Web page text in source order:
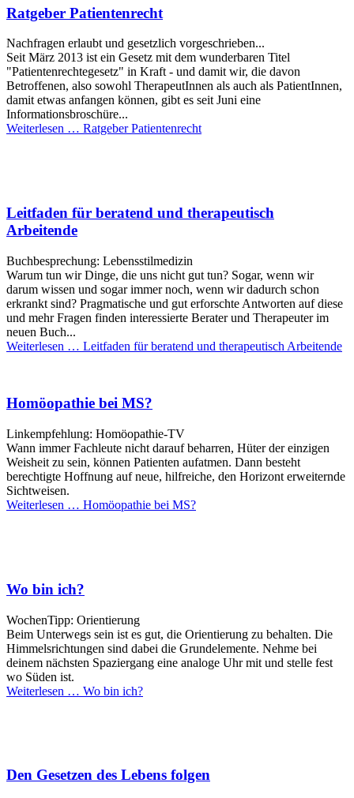
Ratgeber Patientenrecht
Nachfragen erlaubt und gesetzlich vorgeschrieben...
Seit März 2013 ist ein Gesetz mit dem wunderbaren Titel
"Patientenrechtegesetz" in Kraft - und damit wir, die davon
Betroffenen, also sowohl TherapeutInnen als auch als PatientInnen,
damit etwas anfangen können, gibt es seit Juni eine
Informationsbroschüre...
Weiterlesen … Ratgeber Patientenrecht
Leitfaden für beratend und therapeutisch
Arbeitende
Buchbesprechung: Lebensstilmedizin
Warum tun wir Dinge, die uns nicht gut tun? Sogar, wenn wir
darum wissen und sogar immer noch, wenn wir dadurch schon
erkrankt sind? Pragmatische und gut erforschte Antworten auf diese
und mehr Fragen finden interessierte Berater und Therapeuter im
neuen Buch...
Weiterlesen … Leitfaden für beratend und therapeutisch Arbeitende
Homöopathie bei MS?
Linkempfehlung: Homöopathie-TV
Wann immer Fachleute nicht darauf beharren, Hüter der einzigen
Weisheit zu sein, können Patienten aufatmen. Dann besteht
berechtigte Hoffnung auf neue, hilfreiche, den Horizont erweiternde
Sichtweisen.
Weiterlesen … Homöopathie bei MS?
Wo bin ich?
WochenTipp: Orientierung
Beim Unterwegs sein ist es gut, die Orientierung zu behalten. Die
Himmelsrichtungen sind dabei die Grundelemente. Nehme bei
deinem nächsten Spaziergang eine analoge Uhr mit und stelle fest
wo Süden ist.
Weiterlesen … Wo bin ich?
Den Gesetzen des Lebens folgen